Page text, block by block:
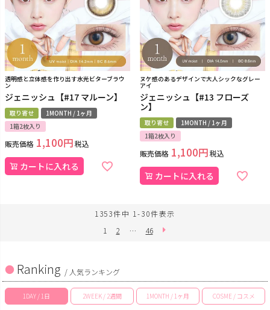
透明感と立体感を作り出す水光ビターブラウ
ン
ジェニッシュ【#17 マルーン】
取り寄せ
1MONTH / 1ヶ月
1箱2枚入り
販売価格 1,100 税込
カートに入れる
ヌケ感のあるデザインで大人シックなグレー
アイ
ジェニッシュ【#13 フローズ
ン】
取り寄せ
1MONTH / 1ヶ月
1箱2枚入り
販売価格 1,100 税込
カートに入れる
1353件中 1-30件表示
1
2 … 46
Ranking / 人気ランキング
1DAY / 1日 2WEEK / 2週間 1MONTH / 1ヶ月 COSME / コスメ